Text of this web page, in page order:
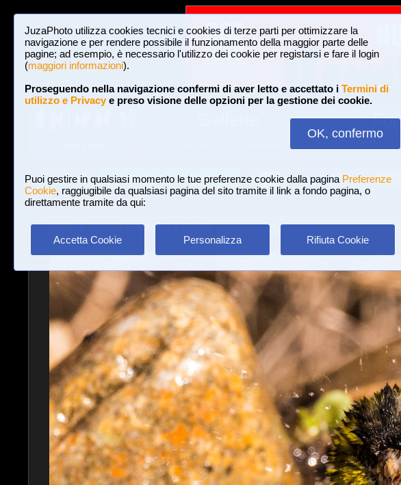
JuzaPhoto utilizza cookies tecnici e cookies di terze parti per ottimizzare la
navigazione e per rendere possibile il funzionamento della maggior parte delle
pagine; ad esempio, è necessario l'utilizzo dei cookie per registarsi e fare il login
(maggiori informazioni).
Proseguendo nella navigazione confermi di aver letto e accettato i Termini di
utilizzo e Privacye preso visione delle opzioni per la gestione dei cookie.
OK, confermo
Puoi gestire in qualsiasi momento le tue preferenze cookie dalla pagina Preferenze
Cookie, raggiugibile da qualsiasi pagina del sito tramite il link a fondo pagina, o
direttamente tramite da qui:
Accetta Cookie Personalizza Rifiuta Cookie
FORUM DI
Login Iscriviti a JuzaPhoto! A A ?AIUTO
Gallerie»Uccelli» Lucherino al bagno